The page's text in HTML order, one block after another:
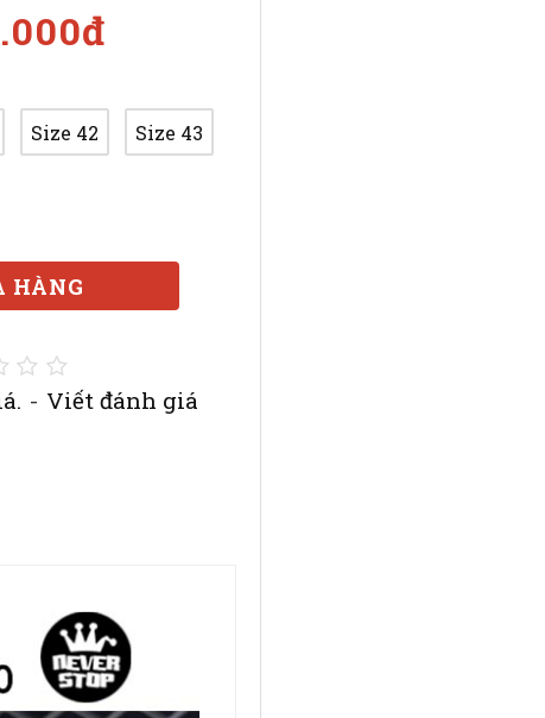
- Viết đánh giá
Size 42 Size 43
HÀNG